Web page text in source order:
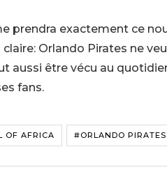
prendra exactement ce
Orlando Pirates ne
aussi être vécu au
fans.
OF AFRICA #ORLANDO PIRATES